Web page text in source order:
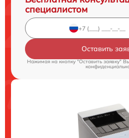
специалистом
Оставить
Нажимая на кнопку "Оставить заявку"